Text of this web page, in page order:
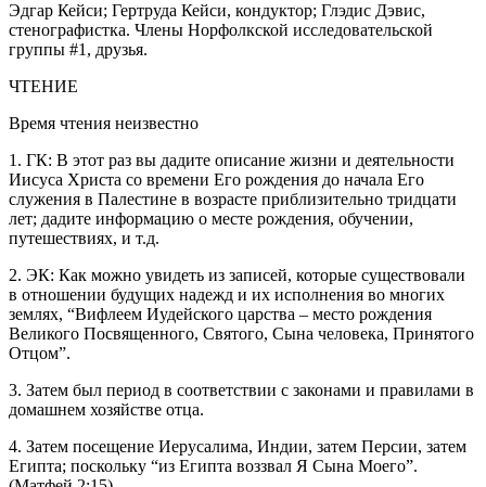
Эдгар Кейси; Гертруда Кейси, кондуктор; Глэдис Дэвис,
стенографистка. Члены Норфолкской исследовательской
группы #1, друзья.
ЧТЕНИЕ
Время чтения неизвестно
1. ГК: В этот раз вы дадите описание жизни и деятельности
Иисуса Христа со времени Его рождения до начала Его
служения в Палестине в возрасте приблизительно тридцати
лет; дадите информацию о месте рождения, обучении,
путешествиях, и т.д.
2. ЭК: Как можно увидеть из записей, которые существовали
в отношении будущих надежд и их исполнения во многих
землях, “Вифлеем Иудейского царства – место рождения
Великого Посвященного, Святого, Сына человека, Принятого
Отцом”.
3. Затем был период в соответствии с законами и правилами в
домашнем хозяйстве отца.
4. Затем посещение Иерусалима, Индии, затем Персии, затем
Египта; поскольку “из Египта воззвал Я Сына Моего”.